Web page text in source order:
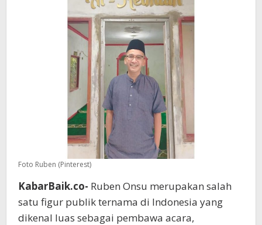
Foto Ruben (Pinterest)
KabarBaik.co- Ruben Onsu merupakan salah
satu figur publik ternama di Indonesia yang
dikenal luas sebagai pembawa acara,